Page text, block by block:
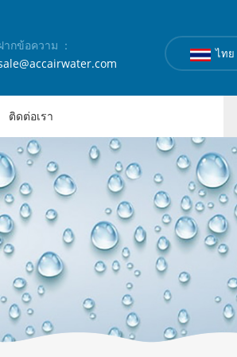
ากข้อความ ：
ไทย
ติดต่อเรา